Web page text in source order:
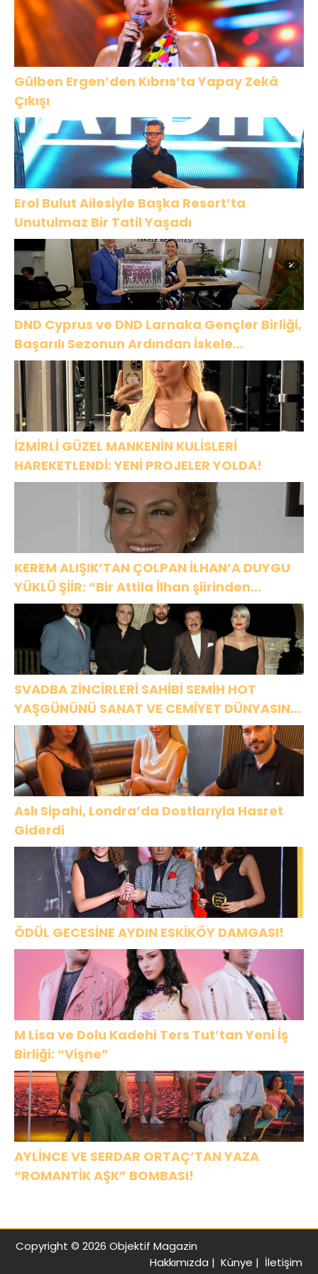
Gülben Ergen’den Kıbrıs’ta Yapay Zekâ
Çıkışı
Erol Bulut Ailesiyle Başka Resort’ta
Unutulmaz Bir Tatil Yaşadı
DND Cyprus ve DND Larnaka Gençler Birliği,
Başarılı Sezonun Ardından İskele
Belediyesi’nde Bir Araya Geldi
İZMİRLİ GÜZEL MANKENİN KULİSLERİ
HAREKETLENDİ: YENİ PROJELER YOLDA!
KEREM ALIŞIK’TAN ÇOLPAN İLHAN’A DUYGU
YÜKLÜ ŞİİR: “Bir Attila İlhan şiirinden
çıkmıştı sanki”
SVADBA ZİNCİRLERİ SAHİBİ SEMİH HOT
YAŞGÜNÜNÜ SANAT VE CEMİYET DÜNYASININ
ÜNLÜ İSİMLERİYLE KUTLADI!
Aslı Sipahi, Londra’da Dostlarıyla Hasret
Giderdi
ÖDÜL GECESİNE AYDIN ESKİKÖY DAMGASI!
M Lisa ve Dolu Kadehi Ters Tut’tan Yeni İş
Birliği: “Vişne”
AYLİNCE VE SERDAR ORTAÇ’TAN YAZA
“ROMANTİK AŞK” BOMBASI!
Copyright © 2026 Objektif Magazin
Hakkımızda | Künye | İletişim